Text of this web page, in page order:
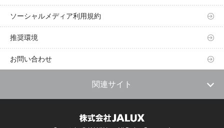
ソーシャルメディア利用規約
推奨環境
お問い合わせ
関連サイト